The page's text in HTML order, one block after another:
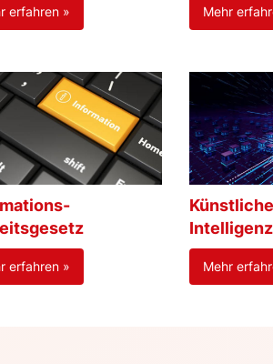
erfahren » Mehr
erfahren »
Künstliche
Intelligenz
Mehr